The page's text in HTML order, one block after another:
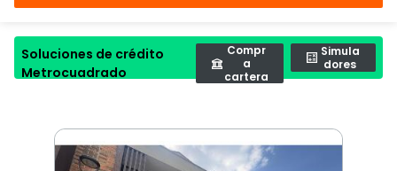
Soluciones de crédito
Metrocuadrado
Compr
a
cartera
Simula
dores